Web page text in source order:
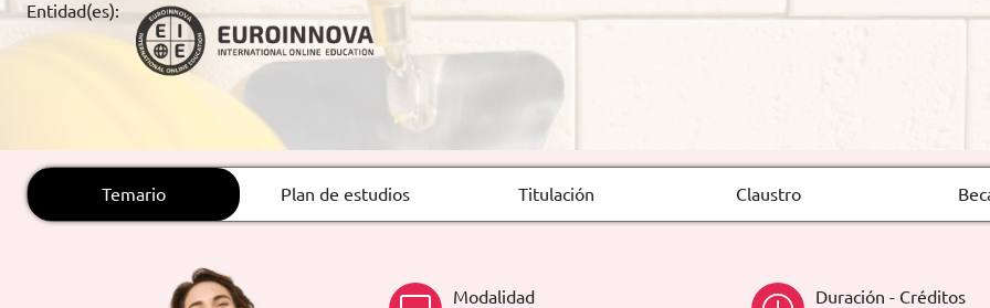
ARTÍCULOS
CONTACTO ES
Entidad(es):
Temario Plan de estudios Titulación Claustro
Modalidad Duración - Créditos